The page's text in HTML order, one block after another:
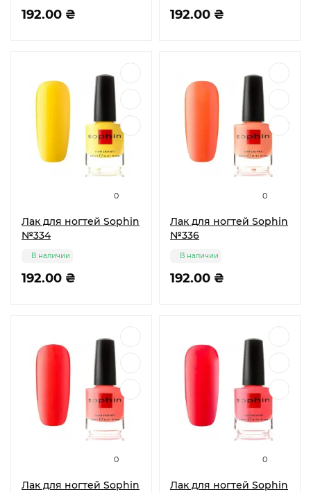
192.00 ₴ 192.00 ₴
0
Лак для ногтей Sophin
№334
192.00 ₴
В наличии
0
Лак для ногтей Sophin
№336
192.00 ₴
В наличии
0
Лак для ногтей Sophin
0
Лак для ногтей Sophin